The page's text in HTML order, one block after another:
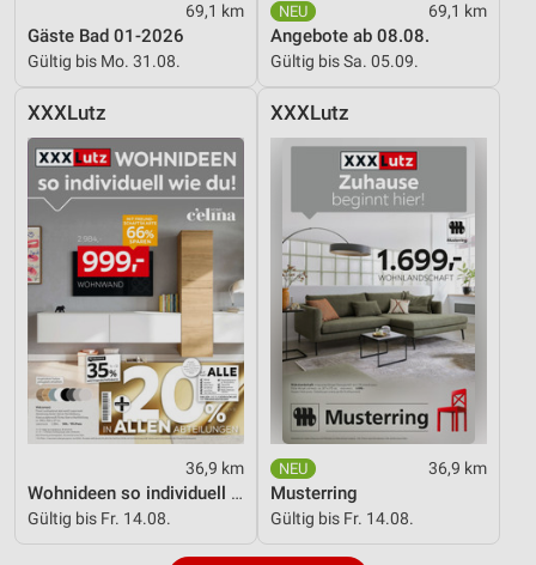
69,1 km
Gäste Bad 01-2026
Gültig bis Mo. 31.08.
69,1 km
Angebote ab 08.08.
Gültig bis Sa. 05.09.
XXXLutz
36,9 km
Wohnideen so individuell wie du!
Gültig bis Fr. 14.08.
XXXLutz
36,9 km
Musterring
Gültig bis Fr. 14.08.